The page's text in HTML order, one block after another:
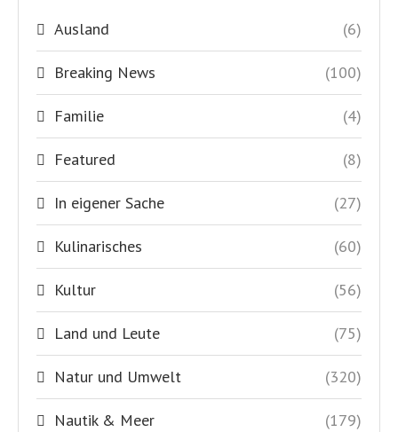
Ausland (6)
Breaking News (100)
Familie (4)
Featured (8)
In eigener Sache (27)
Kulinarisches (60)
Kultur (56)
Land und Leute (75)
Natur und Umwelt (320)
Nautik & Meer (179)